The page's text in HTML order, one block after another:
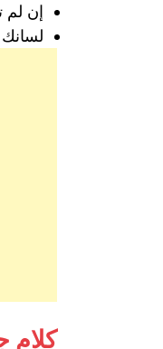
إن لم
كلام